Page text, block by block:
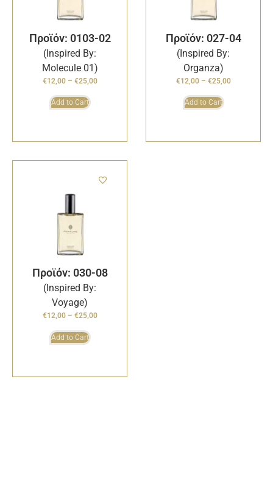
Προϊόν: 0103-02
(Inspired By:
Molecule 01)
€12,00 – €25,00
Add to Cart
Προϊόν: 027-04
(Inspired By:
Organza)
€12,00 – €25,00
Add to Cart
Προϊόν: 030-08
(Inspired By:
Voyage)
€12,00 – €25,00
Add to Cart